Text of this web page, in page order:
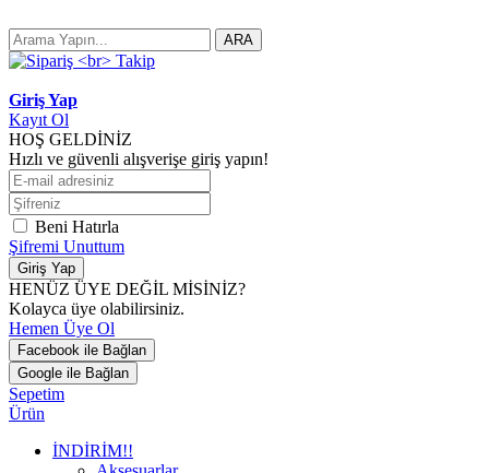
ARA
Giriş Yap
Kayıt Ol
HOŞ GELDİNİZ
Hızlı ve güvenli alışverişe giriş yapın!
Beni Hatırla
Şifremi Unuttum
Giriş Yap
HENÜZ ÜYE DEĞİL MİSİNİZ?
Kolayca üye olabilirsiniz.
Hemen Üye Ol
Facebook ile Bağlan
Google ile Bağlan
Sepetim
Ürün
İNDİRİM!!